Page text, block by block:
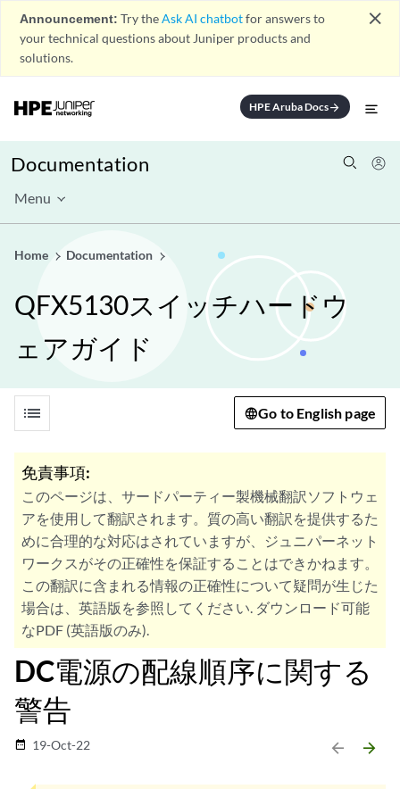
Announcement: Try theAsk AI chatbotfor answers to
your technical questions about Juniper products and
solutions.
close
HPE Aruba Docsarrow_forward
Documentation
Menu
Home Documentation
QFX5130スイッチハードウ
ェアガイド
list Go to English page
免責事項:
このページは、サードパーティー製機械翻訳ソフトウェ
アを使用して翻訳されます。質の高い翻訳を提供するた
めに合理的な対応はされていますが、ジュニパーネット
ワークスがその正確性を保証することはできかねます。
この翻訳に含まれる情報の正確性について疑問が生じた
場合は、英語版を参照してください. ダウンロード可能
なPDF (英語版のみ).
DC電源の配線順序に関する
警告
date_range 19-Oct-22 arrow_backward arrow_forward